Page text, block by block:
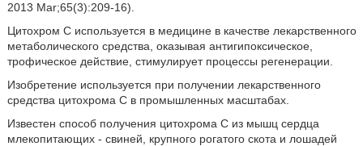
2013 Mar;65(3):209-16).
Цитохром С используется в медицине в качестве лекарственного
метаболического средства, оказывая антигипоксическое,
трофическое действие, стимулирует процессы регенерации.
Изобретение используется при получении лекарственного
средства цитохрома С в промышленных масштабах.
Известен способ получения цитохрома С из мышц сердца
млекопитающих - свиней, крупного рогатого скота и лошадей